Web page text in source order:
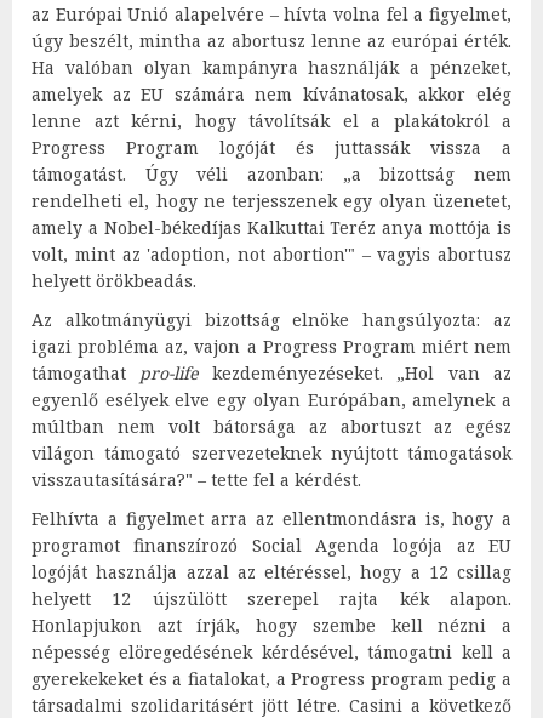
az Európai Unió alapelvére – hívta volna fel a figyelmet,
úgy beszélt, mintha az abortusz lenne az európai érték.
Ha valóban olyan kampányra használják a pénzeket,
amelyek az EU számára nem kívánatosak, akkor elég
lenne azt kérni, hogy távolítsák el a plakátokról a
Progress Program logóját és juttassák vissza a
támogatást. Úgy véli azonban: „a bizottság nem
rendelheti el, hogy ne terjesszenek egy olyan üzenetet,
amely a Nobel-békedíjas Kalkuttai Teréz anya mottója is
volt, mint az 'adoption, not abortion'" – vagyis abortusz
helyett örökbeadás.
Az alkotmányügyi bizottság elnöke hangsúlyozta: az
igazi probléma az, vajon a Progress Program miért nem
támogathat pro-lifekezdeményezéseket. „Hol van az
egyenlő esélyek elve egy olyan Európában, amelynek a
múltban nem volt bátorsága az abortuszt az egész
világon támogató szervezeteknek nyújtott támogatások
visszautasítására?" – tette fel a kérdést.
Felhívta a figyelmet arra az ellentmondásra is, hogy a
programot finanszírozó Social Agenda logója az EU
logóját használja azzal az eltéréssel, hogy a 12 csillag
helyett 12 újszülött szerepel rajta kék alapon.
Honlapjukon azt írják, hogy szembe kell nézni a
népesség elöregedésének kérdésével, támogatni kell a
gyerekekeket és a fiatalokat, a Progress program pedig a
társadalmi szolidaritásért jött létre. Casini a következő